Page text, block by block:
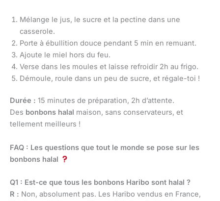
Mélange le jus, le sucre et la pectine dans une
casserole.
Porte à ébullition douce pendant 5 min en remuant.
Ajoute le miel hors du feu.
Verse dans les moules et laisse refroidir 2h au frigo.
Démoule, roule dans un peu de sucre, et régale-toi !
Durée : 15 minutes de préparation, 2h d’attente.
Des bonbons halal maison, sans conservateurs, et
tellement meilleurs !
FAQ : Les questions que tout le monde se pose sur les
bonbons halal
Q1 : Est-ce que tous les bonbons Haribo sont halal ?
R : Non, absolument pas. Les Haribo vendus en France,